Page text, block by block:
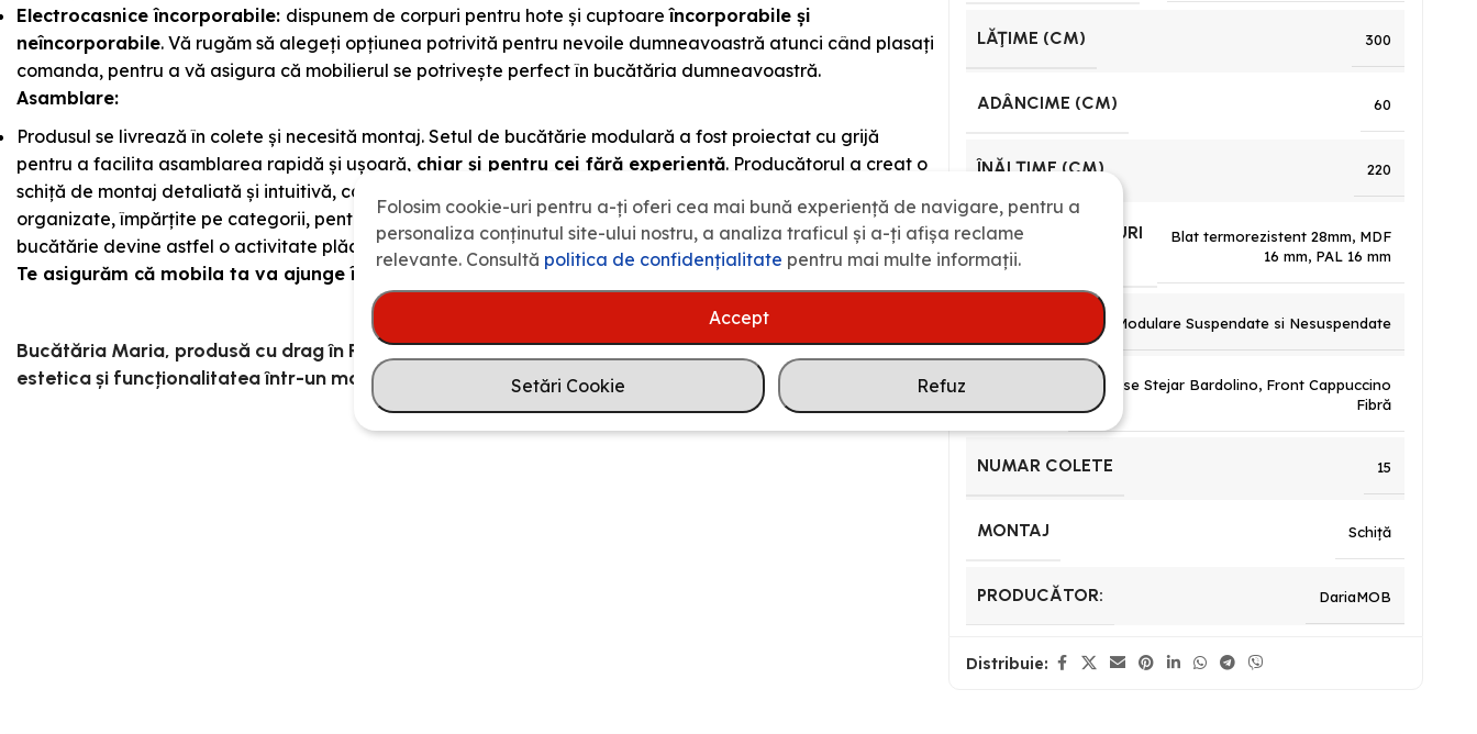
Electrocasnice încorporabile: dispunem de corpuri pentru hote și cuptoareîncorporabile și
neîncorporabile. Vă rugăm să alegeți opțiunea potrivită pentru nevoile dumneavoastră atunci când plasați
comanda, pentru a vă asigura că mobilierul se potrivește perfect în bucătăria dumneavoastră.
Asamblare:
Produsul se livrează în colete și necesită montaj. Setul de bucătărie modulară a fost proiectat cu grijă
pentru a facilita asamblarea rapidă și ușoară, chiar și pentru cei fără experiență. Producătorul a creat o
schiță de montaj detaliată și intuitivă, care simplifică întregul proces. Fiecare piesă este livrată în colete bine
organizate, împărțite pe categorii, pentru a reduce efortul și a economisi timp. Asamblarea acestui set de
bucătărie devine astfel o activitate plăcută și fără stres,oferindu-ți rapid bucătăria mult visată
Te asigurăm că mobila ta va ajunge în siguranță și fără deteriorări!
Bucătăria Maria, produsă cu drag în România, este alegerea perfectă pentru casa ta, combinând
estetica și funcționalitatea într-un mod armonios.
LĂŢIME (CM) 300
ADÂNCIME (CM) 60
ÎNĂLŢIME (CM) 220
MATERIAL CORPURI
BUCĂTĂRIE
Blat termorezistent 28mm, MDF
16 mm, PAL 16 mm
Modulare Suspendate si Nesuspendate
Carcase Stejar Bardolino, Front Cappuccino
Fibră
NUMAR COLETE 15
MONTAJ Schiță
PRODUCĂTOR: DariaMOB
Distribuie:
Folosim cookie-uri pentru a-ți oferi cea mai bună experiență de navigare, pentru a
personaliza conținutul site-ului nostru, a analiza traficul și a-ți afișa reclame
relevante. Consultă politica de confidenţialitate pentru mai multe informații.
Accept
Setări Cookie Refuz